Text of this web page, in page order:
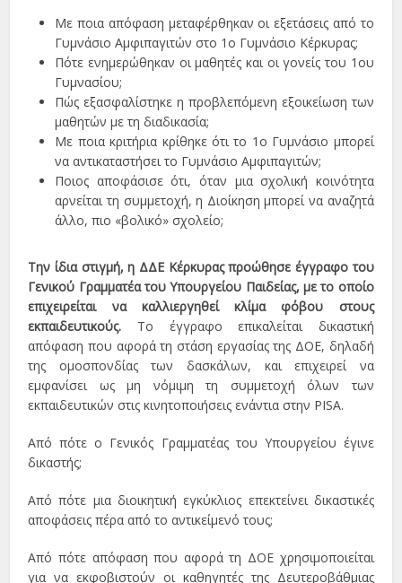
Με ποια απόφαση μεταφέρθηκαν οι εξετάσεις από το
Γυμνάσιο Αμφιπαγιτών στο 1ο Γυμνάσιο Κέρκυρας;
Πότε ενημερώθηκαν οι μαθητές και οι γονείς του 1ου
Γυμνασίου;
Πώς εξασφαλίστηκε η προβλεπόμενη εξοικείωση των
μαθητών με τη διαδικασία;
Με ποια κριτήρια κρίθηκε ότι το 1ο Γυμνάσιο μπορεί
να αντικαταστήσει το Γυμνάσιο Αμφιπαγιτών;
Ποιος αποφάσισε ότι, όταν μια σχολική κοινότητα
αρνείται τη συμμετοχή, η Διοίκηση μπορεί να αναζητά
άλλο, πιο «βολικό» σχολείο;
Την ίδια στιγμή, η ΔΔΕ Κέρκυρας προώθησε έγγραφο του
Γενικού Γραμματέα του Υπουργείου Παιδείας, με το οποίο
επιχειρείται να καλλιεργηθεί κλίμα φόβου στους
εκπαιδευτικούς. Το έγγραφο επικαλείται δικαστική
απόφαση που αφορά τη στάση εργασίας της ΔΟΕ, δηλαδή
της ομοσπονδίας των δασκάλων, και επιχειρεί να
εμφανίσει ως μη νόμιμη τη συμμετοχή όλων των
εκπαιδευτικών στις κινητοποιήσεις ενάντια στην PISA.
Από πότε ο Γενικός Γραμματέας του Υπουργείου έγινε
δικαστής;
Από πότε μια διοικητική εγκύκλιος επεκτείνει δικαστικές
αποφάσεις πέρα από το αντικείμενό τους;
Από πότε απόφαση που αφορά τη ΔΟΕ χρησιμοποιείται
για να εκφοβιστούν οι καθηγητές της Δευτεροβάθμιας